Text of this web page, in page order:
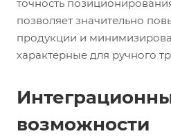
точность
позволяет значительно
продукции и
характерные для ручного
возможности